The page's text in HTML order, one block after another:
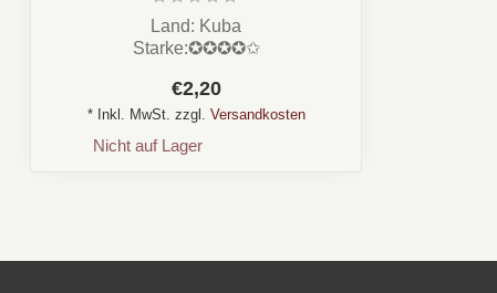
Land: Kuba
Starke:✪✪✪✪✩
Format: Petit C...
€2,20
* Inkl. MwSt. zzgl. Versandkosten
Nicht auf Lager